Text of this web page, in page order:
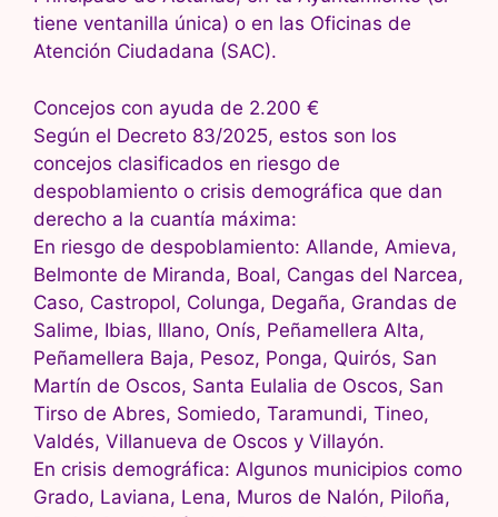
tiene ventanilla única) o en las Oficinas de
Atención Ciudadana (SAC).
Concejos con ayuda de 2.200 €
Según el Decreto 83/2025, estos son los
concejos clasificados en riesgo de
despoblamiento o crisis demográfica que dan
derecho a la cuantía máxima:
En riesgo de despoblamiento: Allande, Amieva,
Belmonte de Miranda, Boal, Cangas del Narcea,
Caso, Castropol, Colunga, Degaña, Grandas de
Salime, Ibias, Illano, Onís, Peñamellera Alta,
Peñamellera Baja, Pesoz, Ponga, Quirós, San
Martín de Oscos, Santa Eulalia de Oscos, San
Tirso de Abres, Somiedo, Taramundi, Tineo,
Valdés, Villanueva de Oscos y Villayón.
En crisis demográfica: Algunos municipios como
Grado, Laviana, Lena, Muros de Nalón, Piloña,